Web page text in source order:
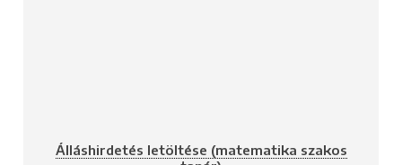
Álláshirdetés letöltése (matematika szakos